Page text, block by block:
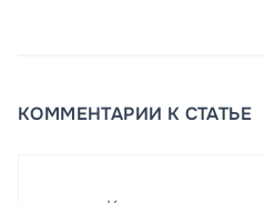
КОММЕНТАРИИ К СТАТЬЕ